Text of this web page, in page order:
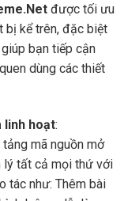
được tối ưu
bị kể trên, đặc biệt
bạn tiếp cận
dùng các thiết
linh hoạt:
mã nguồn mở
lý tất cả mọi thứ với
tác như: Thêm bài